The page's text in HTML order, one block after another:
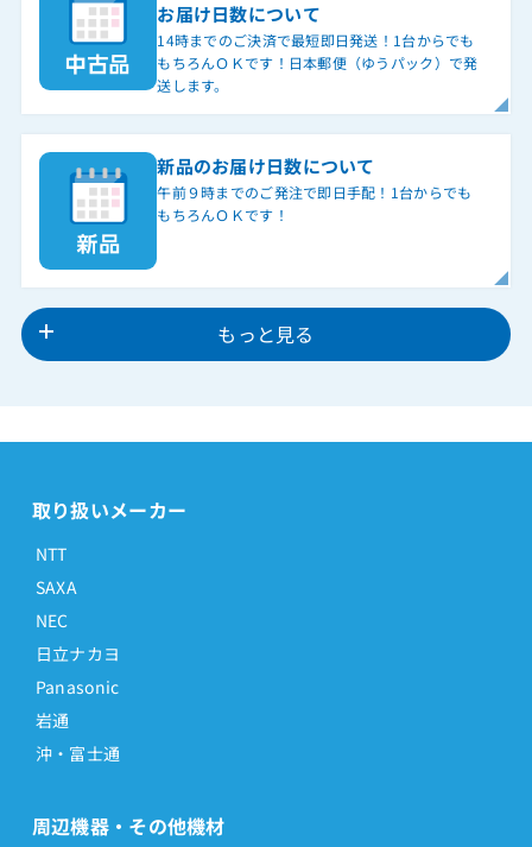
お届け日数について
14時までのご決済で最短即日発送！1台からでも
もちろんＯＫです！日本郵便（ゆうパック）で発
送します。
新品のお届け日数について
午前９時までのご発注で即日手配！1台からでも
もちろんＯＫです！
もっと見る
取り扱いメーカー
NTT
SAXA
NEC
日立ナカヨ
Panasonic
岩通
沖・富士通
周辺機器・その他機材